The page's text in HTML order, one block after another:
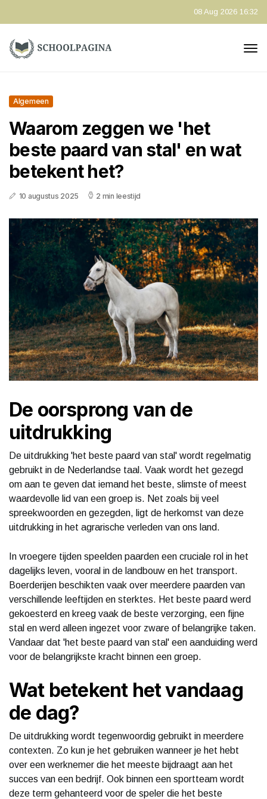
08 Aug 2026 16:32
Algemeen
Waarom zeggen we 'het
beste paard van stal' en wat
betekent het?
10 augustus 2025 2 min leestijd
De oorsprong van de
uitdrukking
De uitdrukking 'het beste paard van stal' wordt regelmatig
gebruikt in de Nederlandse taal. Vaak wordt het gezegd
om aan te geven dat iemand het beste, slimste of meest
waardevolle lid van een groep is. Net zoals bij veel
spreekwoorden en gezegden, ligt de herkomst van deze
uitdrukking in het agrarische verleden van ons land.
In vroegere tijden speelden paarden een cruciale rol in het
dagelijks leven, vooral in de landbouw en het transport.
Boerderijen beschikten vaak over meerdere paarden van
verschillende leeftijden en sterktes. Het beste paard werd
gekoesterd en kreeg vaak de beste verzorging, een fijne
stal en werd alleen ingezet voor zware of belangrijke taken.
Vandaar dat 'het beste paard van stal' een aanduiding werd
voor de belangrijkste kracht binnen een groep.
Wat betekent het vandaag
de dag?
De uitdrukking wordt tegenwoordig gebruikt in meerdere
contexten. Zo kun je het gebruiken wanneer je het hebt
over een werknemer die het meeste bijdraagt aan het
succes van een bedrijf. Ook binnen een sportteam wordt
deze term gehanteerd voor de speler die het beste